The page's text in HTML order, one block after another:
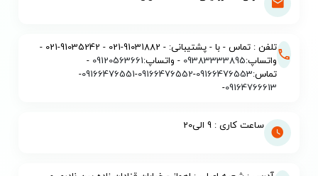
تلفن : تماس - با - پشتیبانی: - 91031882-021 - 91035242-021 -
واتساپ:09383333895 - واتساپ:09120563661
-
تماس:09166476553
-
09166476552
-
09166476551
-
09164766613
-
ساعت کاری : 9 الی20